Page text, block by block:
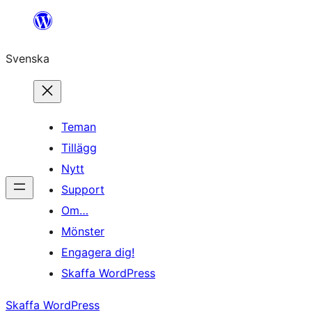
Hoppa
innehåll
Svenska
Teman
Tillägg
Nytt
Support
Om…
Mönster
Engagera dig!
Skaffa WordPress
Skaffa WordPress